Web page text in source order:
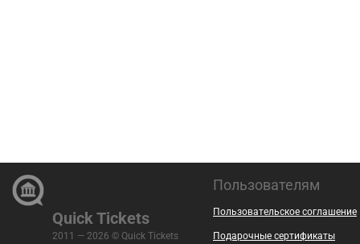
Quick Tickets
2011 — 2026 © Quick Tickets
Пользователям
Пользовательское соглашение
Подарочные сертификаты